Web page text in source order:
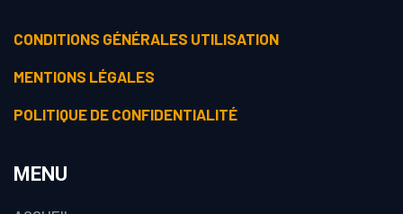
CONDITIONS GÉNÉRALES UTILISATION
MENTIONS LÉGALES
POLITIQUE DE CONFIDENTIALITÉ
MENU